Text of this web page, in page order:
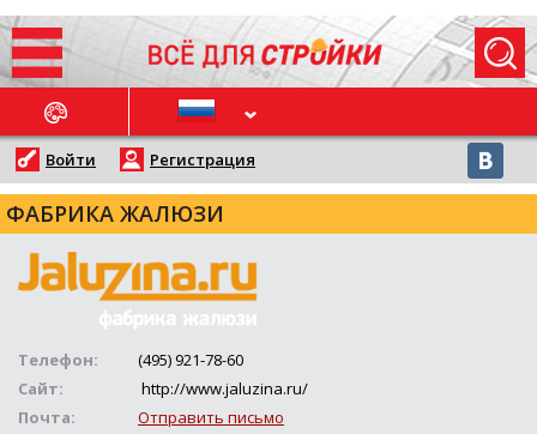
НОВОСТИ
Войти Регистрация
ФАБРИКА ЖАЛЮЗИ
Телефон:
(495) 921-78-60
Сайт:
http://www.jaluzina.ru/
Почта:
Отправить письмо